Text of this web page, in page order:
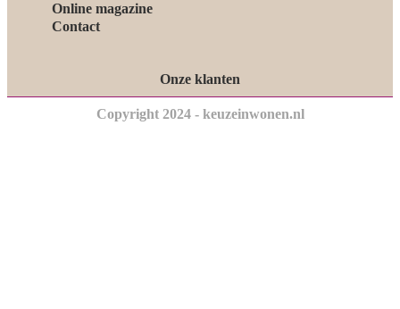
Online magazine
Contact
Onze klanten
Copyright 2024 - keuzeinwonen.nl